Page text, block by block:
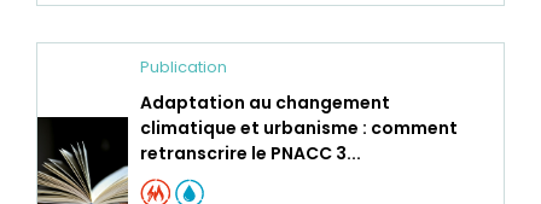
Publication
Adaptation au changement
climatique et urbanisme : comment
retranscrire le PNACC 3...